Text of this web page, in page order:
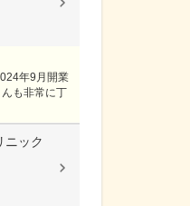
年9月開業
も非常に丁
ニック